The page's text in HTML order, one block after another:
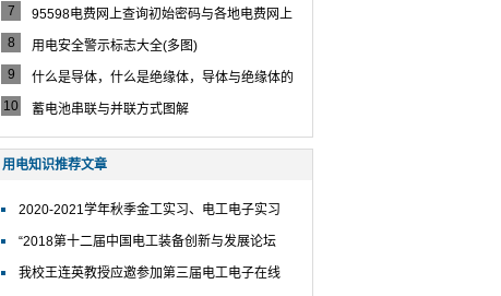
7
95598电费网上查询初始密码与各地电费网上
8
用电安全警示标志大全(多图)
9
什么是导体，什么是绝缘体，导体与绝缘体的
区别
10 蓄电池串联与并联方式图解
用电知识推荐文章
2020-2021学年秋季金工实习、电工电子实习
“2018第十二届中国电工装备创新与发展论坛
我校王连英教授应邀参加第三届电工电子在线